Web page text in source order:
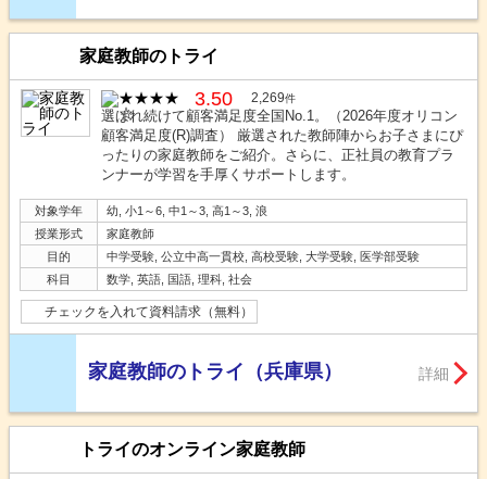
家庭教師のトライ
3.50 2,269件
選ばれ続けて顧客満足度全国No.1。（2026年度オリコン
顧客満足度(R)調査） 厳選された教師陣からお子さまにぴ
ったりの家庭教師をご紹介。さらに、正社員の教育プラ
ンナーが学習を手厚くサポートします。
対象学年
幼, 小1～6, 中1～3, 高1～3, 浪
授業形式
家庭教師
目的
中学受験, 公立中高一貫校, 高校受験, 大学受験, 医学部受験
科目
数学, 英語, 国語, 理科, 社会
チェックを入れて資料請求（無料）
家庭教師のトライ（兵庫県） 詳細
トライのオンライン家庭教師